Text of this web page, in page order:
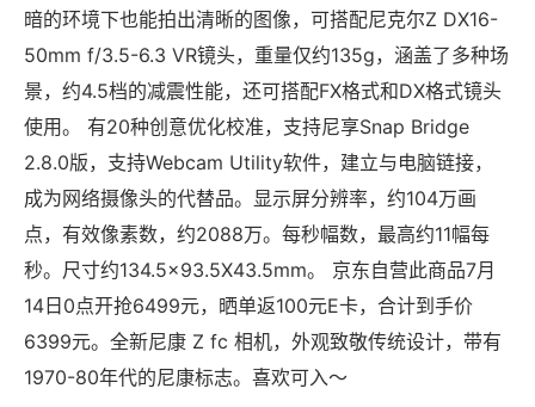
暗的环境下也能拍出清晰的图像，可搭配尼克尔Z DX16-
50mm f/3.5-6.3 VR镜头，重量仅约135g，涵盖了多种场
景，约4.5档的减震性能，还可搭配FX格式和DX格式镜头
使用。 有20种创意优化校准，支持尼享Snap Bridge
2.8.0版，支持Webcam Utility软件，建立与电脑链接，
成为网络摄像头的代替品。显示屏分辨率，约104万画
点，有效像素数，约2088万。每秒幅数，最高约11幅每
秒。尺寸约134.5×93.5X43.5mm。 京东自营此商品7月
14日0点开抢6499元，晒单返100元E卡，合计到手价
6399元。全新尼康 Z fc 相机，外观致敬传统设计，带有
1970-80年代的尼康标志。喜欢可入～